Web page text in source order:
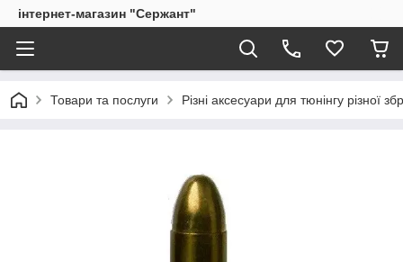
інтернет-магазин "Сержант"
Товари та послуги Різні аксесуари для тюнінгу різної